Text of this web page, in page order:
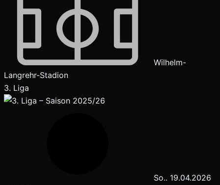
Wilhelm-
Langrehr-Stadion
3. Liga
So.. 19.04.2026